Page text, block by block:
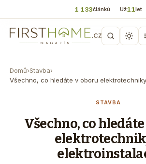
1 133článků Už11let
Domů›Stavba›
Všechno, co hledáte v oboru
STAVBA
Všechno, co